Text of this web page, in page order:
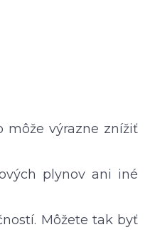
môže výrazne znížiť
plynov ani iné
Môžete tak byť